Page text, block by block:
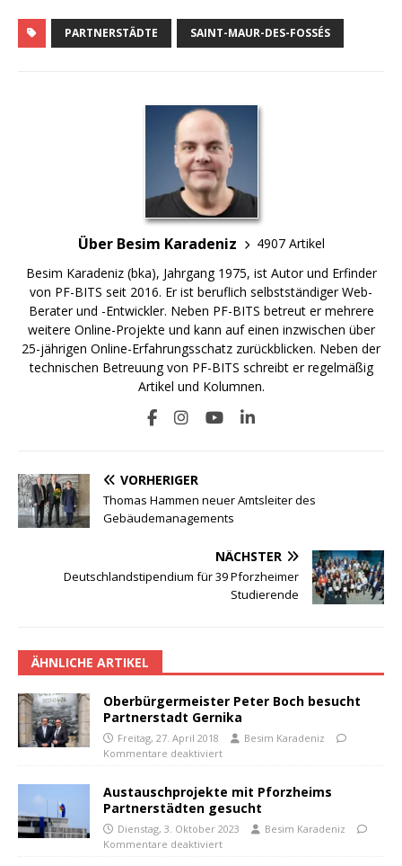
PARTNERSTÄDTE SAINT-MAUR-DES-FOSSÉS
Über Besim Karadeniz
4907 Artikel
Besim Karadeniz (bka), Jahrgang 1975, ist Autor und Erfinder
von PF-BITS seit 2016. Er ist beruflich selbstständiger Web-
Berater und -Entwickler. Neben PF-BITS betreut er mehrere
weitere Online-Projekte und kann auf einen inzwischen über
25-jährigen Online-Erfahrungsschatz zurückblicken. Neben der
technischen Betreuung von PF-BITS schreibt er regelmäßig
Artikel und Kolumnen.
VORHERIGER
Thomas Hammen neuer Amtsleiter des
Gebäudemanagements
NÄCHSTER
Deutschlandstipendium für 39 Pforzheimer
Studierende
ÄHNLICHE ARTIKEL
Oberbürgermeister Peter Boch besucht
Partnerstadt Gernika
Freitag, 27. April 2018
Besim Karadeniz
Kommentare deaktiviert
Austauschprojekte mit Pforzheims
Partnerstädten gesucht
Dienstag, 3. Oktober 2023
Besim Karadeniz
Kommentare deaktiviert